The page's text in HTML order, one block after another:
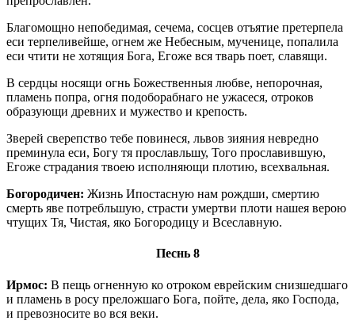
Благомощно непобедимая, сечема, сосцев отъятие претерпела
еси терпеливейше, огнем же Небесным, мученице, попалила
еси чтити не хотящия Бога, Егоже вся тварь поет, славящи.
В сердцы носящи огнь Божественныя любве, непорочная,
пламень попра, огня подоборабнаго не ужасеся, отроков
образующи древних и мужество и крепость.
Зверей сверепство тебе повинеся, львов зияния невредно
преминула еси, Богу тя прославльшу, Того прославившую,
Егоже страдания твоею исполняющи плотию, всехвальная.
Богородичен: Жизнь Ипостасную нам рождши, смертию
смерть яве потребльшую, страсти умертви плоти нашея верою
чтущих Тя, Чистая, яко Богородицу и Всеславную.
Песнь 8
Ирмос: В пещь огненную ко отроком еврейским снизшедшаго
и пламень в росу преложшаго Бога, пойте, дела, яко Господа,
и превозносите во вся веки.